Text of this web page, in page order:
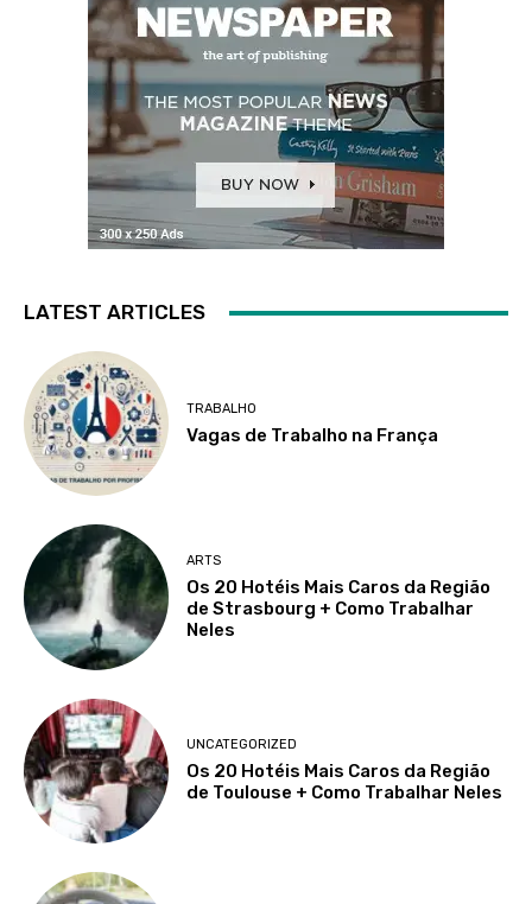
LATEST ARTICLES
TRABALHO
Vagas de Trabalho na França
ARTS
Os 20 Hotéis Mais Caros da Região
de Strasbourg + Como Trabalhar
Neles
UNCATEGORIZED
Os 20 Hotéis Mais Caros da Região
de Toulouse + Como Trabalhar Neles